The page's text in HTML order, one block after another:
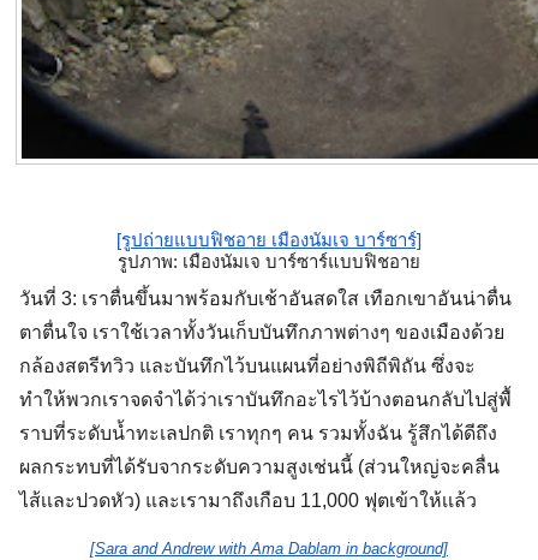
[รูปถ่ายแบบฟิชอาย เมืองนัมเจ บาร์ซาร์]
รูปภาพ: เมืองนัมเจ บาร์ซาร์แบบฟิชอาย
วันที่ 3: เราตื่นขึ้นมาพร้อมกับเช้าอันสดใส เทือกเขาอันน่าตื่น
ตาตื่นใจ เราใช้เวลาทั้งวันเก็บบันทึกภาพต่างๆ ของเมืองด้วย
กล้องสตรีทวิว และบันทึกไว้บนแผนที่อย่างพิถีพิถัน ซึ่งจะ
ทำให้พวกเราจดจำได้ว่าเราบันทึกอะไรไว้บ้างตอนกลับไปสู่พื้
ราบที่ระดับน้ำทะเลปกติ เราทุกๆ คน รวมทั้งฉัน รู้สึกได้ดีถึง
ผลกระทบที่ได้รับจากระดับความสูงเช่นนี้ (ส่วนใหญ่จะคลื่น
ไส้เเละปวดหัว) และเรามาถึงเกือบ 11,000 ฟุตเข้าให้เเล้ว
[Sara and Andrew with Ama Dablam in background]